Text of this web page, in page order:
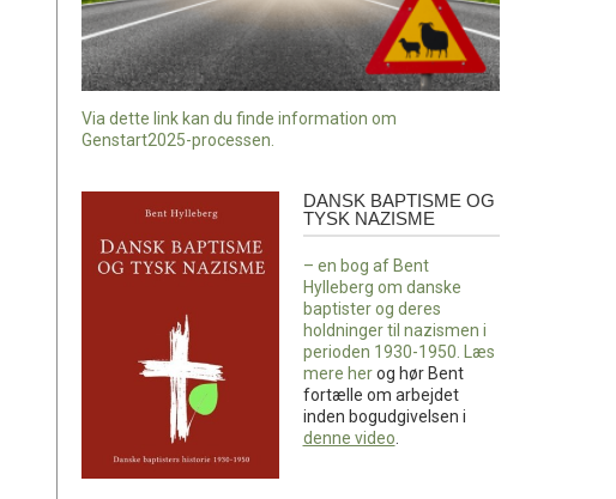
Via dette link kan du finde information om
Genstart2025-processen.
tysk
DANSK BAPTISME OG
TYSK NAZISME
– en bog af Bent
Hylleberg om danske
baptister og deres
holdninger til nazismen i
perioden 1930-1950. Læs
mere herog hør Bent
fortælle om arbejdet
inden bogudgivelsen i
denne video.